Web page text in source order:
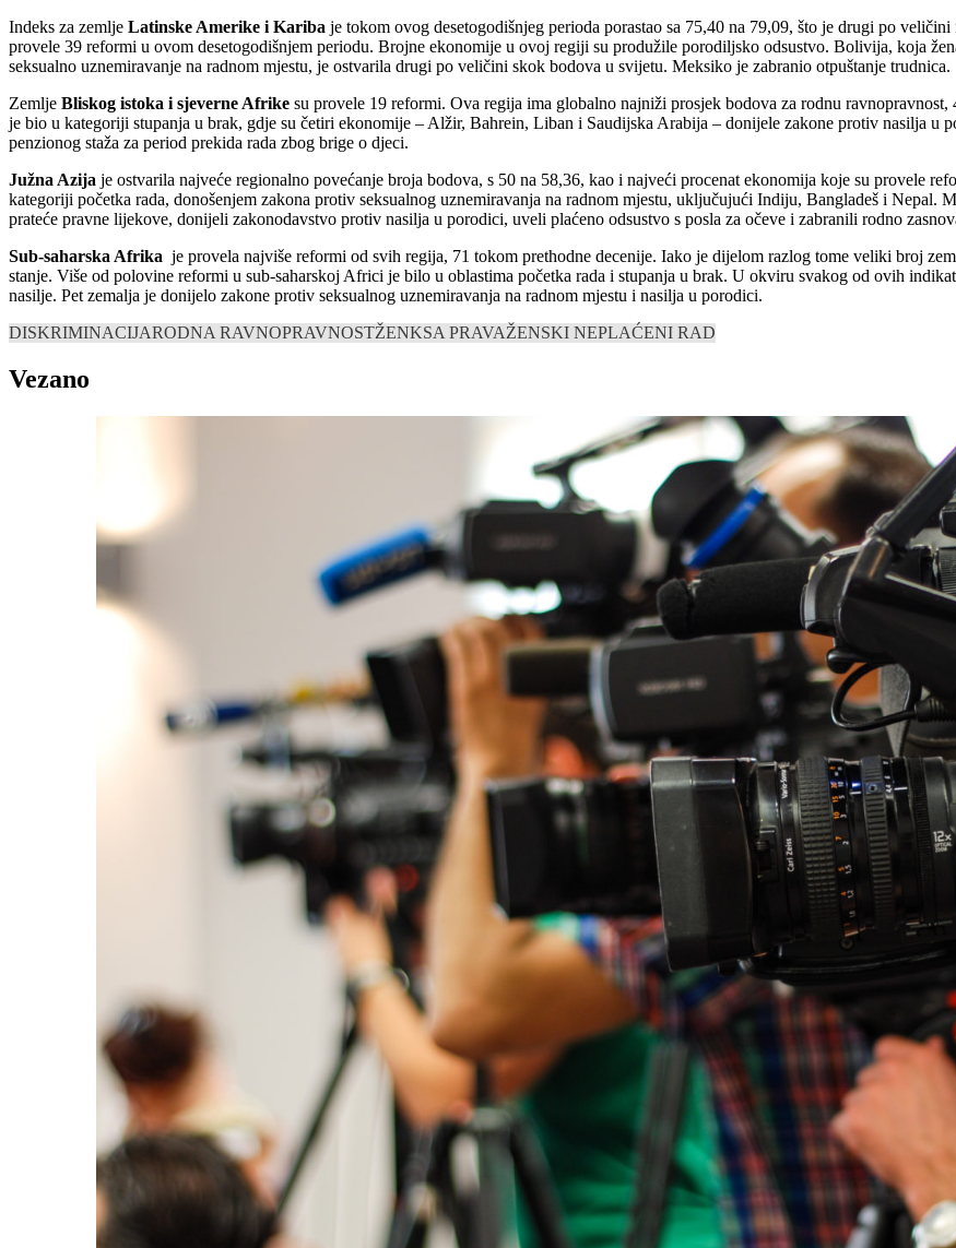
Indeks za zemlje Latinske Amerike i Kariba je tokom ovog desetogodišnjeg perioda porastao sa 75,40 na 79,09, što je drugi po
provele 39 reformi u ovom desetogodišnjem periodu. Brojne ekonomije u ovoj regiji su produžile porodiljsko odsustvo. Bolivija, koja
seksualno uznemiravanje na radnom mjestu, je ostvarila drugi po veličini skok bodova u svijetu. Meksiko je zabranio otpuštanje trudnica.
Zemlje Bliskog istoka i sjeverne Afrike su provele 19 reformi. Ova regija ima globalno najniži prosjek bodova za rodnu
je bio u kategoriji stupanja u brak, gdje su četiri ekonomije – Alžir, Bahrein, Liban i Saudijska Arabija – donijele zakone protiv nasilja u
penzionog staža za period prekida rada zbog brige o djeci.
Južna Azija je ostvarila najveće regionalno povećanje broja bodova, s 50 na 58,36, kao i najveći procenat ekonomija koje su provele
kategoriji početka rada, donošenjem zakona protiv seksualnog uznemiravanja na radnom mjestu, uključujući Indiju, Bangladeš i Nepal.
prateće pravne lijekove, donijeli zakonodavstvo protiv nasilja u porodici, uveli plaćeno odsustvo s posla za očeve i zabranili rodno
Sub-saharska Afrika je provela najviše reformi od svih regija, 71 tokom prethodne decenije. Iako je dijelom razlog tome veliki broj
stanje. Više od polovine reformi u sub-saharskoj Africi je bilo u oblastima početka rada i stupanja u brak. U okviru svakog od ovih
nasilje. Pet zemalja je donijelo zakone protiv seksualnog uznemiravanja na radnom mjestu i nasilja u porodici.
DISKRIMINACIJARODNA RAVNOPRAVNOSTŽENKSA PRAVAŽENSKI NEPLAĆENI RAD
Vezano